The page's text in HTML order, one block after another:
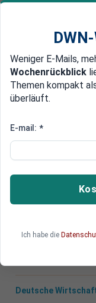
Newsticker
Edelmetalle
praktische
Laut
Exportverbot
Deutschland
Deutsche
Weniger E-Mails,
Wochenrückblick
Themen kompakt
überläuft.
E-mail: *
Ich habe die